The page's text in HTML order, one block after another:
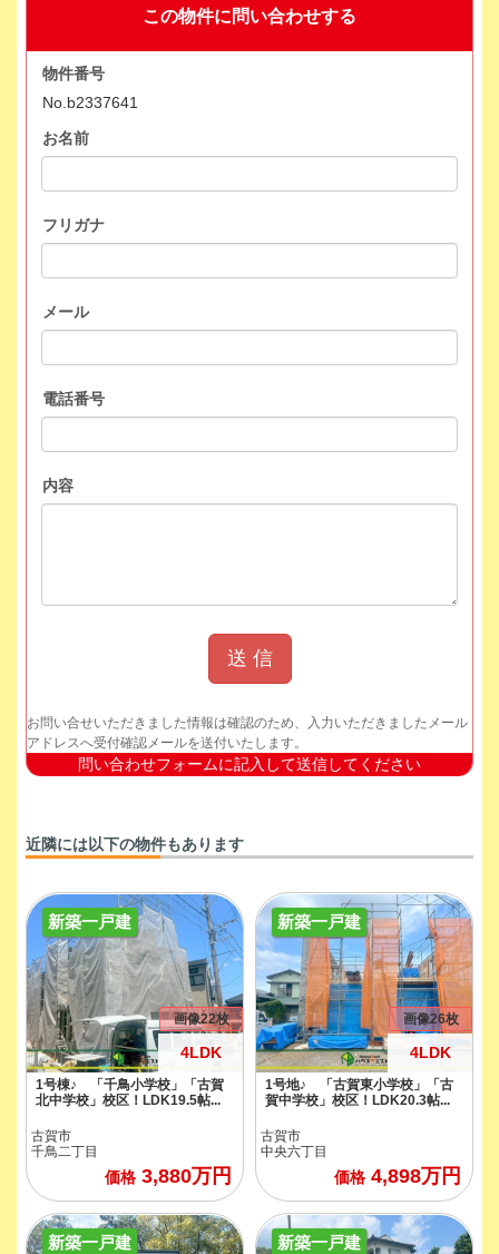
この物件に問い合わせする
物件番号
No.b2337641
お名前
フリガナ
メール
電話番号
内容
お問い合せいただきました情報は確認のため、入力いただきましたメール
アドレスへ受付確認メールを送付いたします。
問い合わせフォームに記入して送信してください
近隣には以下の物件もあります
新築一戸建
4LDK
画像22枚
1号棟♪ 「千鳥小学校」「古賀
北中学校」校区！LDK19.5帖...
古賀市
千鳥二丁目
価格3,880万円
新築一戸建
4LDK
画像26枚
1号地♪ 「古賀東小学校」「古
賀中学校」校区！LDK20.3帖...
古賀市
中央六丁目
価格4,898万円
新築一戸建 新築一戸建